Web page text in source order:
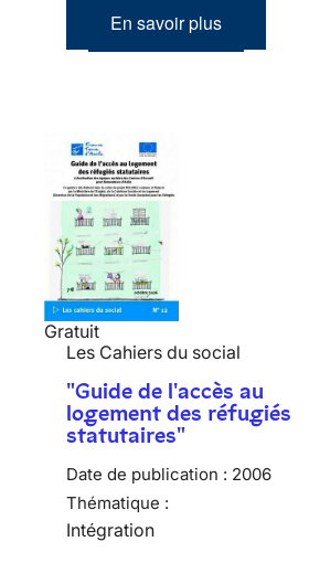
En savoir plus
Gratuit
Les Cahiers du social
"Guide de l'accès au
logement des réfugiés
statutaires"
Date de publication : 2006
Thématique :
Intégration